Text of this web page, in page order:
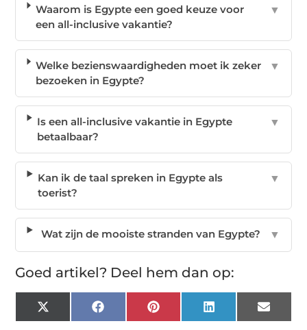
Waarom is Egypte een goed keuze voor
een all-inclusive vakantie?
▼
Welke bezienswaardigheden moet ik zeker
bezoeken in Egypte?
▼
Is een all-inclusive vakantie in Egypte
betaalbaar?
▼
Kan ik de taal spreken in Egypte als
toerist?
▼
Wat zijn de mooiste stranden van Egypte? ▼
Goed artikel? Deel hem dan op:
X
(Twitter)
FacebookPinterest LinkedIn Email